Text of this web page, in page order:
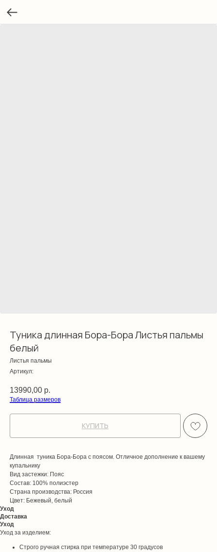
Туника длинная Бора-Бора Листья пальмы
белый
Листья пальмы
Артикул:
13990,00 р.
Таблица размеров
КУПИТЬ
Длинная туника Бора-Бора с поясом. Отличное дополнение к вашему
купальнику
Вид застежки: Пояс
Состав: 100% полиэстер
Страна производства: Россия
Цвет: Бежевый, белый
Уход
Доставка
Уход
Уход за изделием:
Строго ручная стирка при температуре 30 градусов